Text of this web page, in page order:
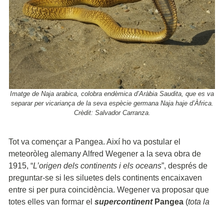
Imatge de Naja arabica, colobra endèmica d’Aràbia Saudita, que es va
separar per vicariança de la seva espècie germana Naja haje d’Àfrica.
Crèdit: Salvador Carranza.
Tot va començar a Pangea. Així ho va postular el
meteoròleg alemany Alfred Wegener a la seva obra de
1915, “L’origen dels continents i els oceans”, després de
preguntar-se si les siluetes dels continents encaixaven
entre si per pura coincidència. Wegener va proposar que
totes elles van formar el supercontinentPangea (tota la